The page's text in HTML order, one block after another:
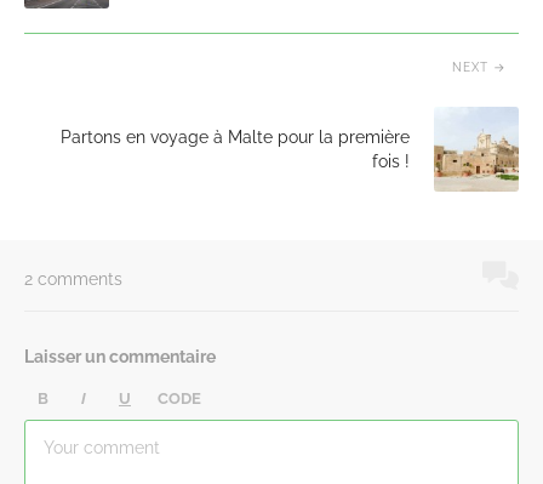
NEXT
Partons en voyage à Malte pour la première
fois !
2 comments
Laisser un commentaire
B I U CODE